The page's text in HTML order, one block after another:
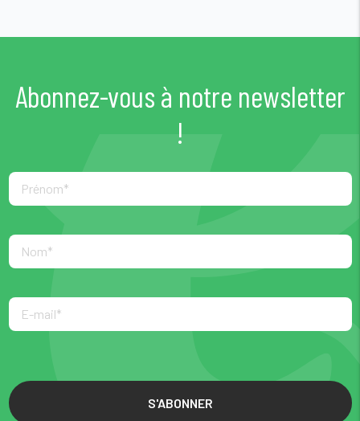
Abonnez-vous à notre newsletter
!
S'ABONNER